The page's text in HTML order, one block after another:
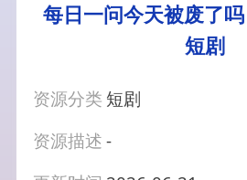
每日一问今天被废了
短剧
资源分类 短剧
资源描述-